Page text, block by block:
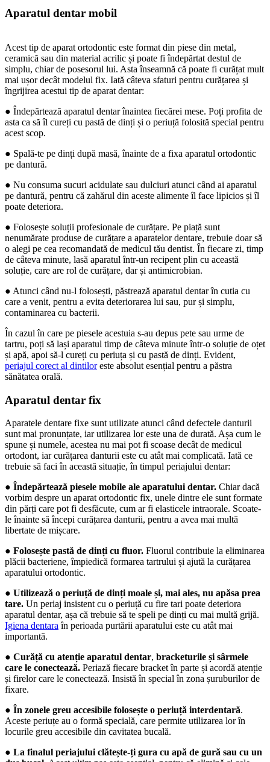
Aparatul dentar mobil
Acest tip de aparat ortodontic este format din piese din metal,
ceramică sau din material acrilic și poate fi îndepărtat destul de
simplu, chiar de posesorul lui. Asta înseamnă că poate fi curățat mult
mai ușor decât modelul fix. Iată câteva sfaturi pentru curățarea și
îngrijirea acestui tip de aparat dentar:
● Îndepărtează aparatul dentar înaintea fiecărei mese. Poți profita de
asta ca să îl cureți cu pastă de dinți și o periuță folosită special pentru
acest scop.
● Spală-te pe dinți după masă, înainte de a fixa aparatul ortodontic
pe dantură.
● Nu consuma sucuri acidulate sau dulciuri atunci când ai aparatul
pe dantură, pentru că zahărul din aceste alimente îl face lipicios și îl
poate deteriora.
● Folosește soluții profesionale de curățare. Pe piață sunt
nenumărate produse de curățare a aparatelor dentare, trebuie doar să
o alegi pe cea recomandată de medicul tău dentist. În fiecare zi, timp
de câteva minute, lasă aparatul într-un recipent plin cu această
soluție, care are rol de curățare, dar și antimicrobian.
● Atunci când nu-l folosești, păstrează aparatul dentar în cutia cu
care a venit, pentru a evita deteriorarea lui sau, pur și simplu,
contaminarea cu bacterii.
În cazul în care pe piesele acestuia s-au depus pete sau urme de
tartru, poți să lași aparatul timp de câteva minute într-o soluție de oțet
periajul corect al dintilor este absolut esențial pentru a păstra
sănătatea orală.
Aparatul dentar fix
Aparatele dentare fixe sunt utilizate atunci când defectele danturii
sunt mai pronunțate, iar utilizarea lor este una de durată. Așa cum le
spune și numele, acestea nu mai pot fi scoase decât de medicul
ortodont, iar curățarea danturii este cu atât mai complicată. Iată ce
trebuie să faci în această situație, în timpul periajului dentar:
● Îndepărtează piesele mobile ale aparatului dentar. Chiar dacă
vorbim despre un aparat ortodontic fix, unele dintre ele sunt formate
din părți care pot fi desfăcute, cum ar fi elasticele intraorale. Scoate-
le înainte să începi curățarea danturii, pentru a avea mai multă
libertate de mișcare.
● Folosește pastă de dinți cu fluor. Fluorul contribuie la eliminarea
plăcii bacteriene, împiedică formarea tartrului și ajută la curățarea
aparatului ortodontic.
● Utilizează o periuță de dinți moale și, mai ales, nu apăsa prea
tare. Un periaj insistent cu o periuță cu fire tari poate deteriora
Igiena dentara în perioada purtării aparatului este cu atât mai
importantă.
● Curăță cu atenție aparatul dentar, bracketurile și sârmele
care le conectează. Periază fiecare bracket în parte și acordă atenție
și firelor care le conectează. Insistă în special în zona șuruburilor de
fixare.
● În zonele greu accesibile folosește o periuță interdentară.
Aceste periuțe au o formă specială, care permite utilizarea lor în
locurile greu accesibile din cavitatea bucală.
● La finalul periajului clătește-ți gura cu apă de gură sau cu un